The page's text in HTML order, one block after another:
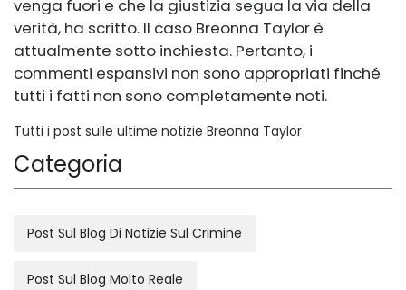
venga fuori e che la giustizia segua la via della
verità, ha scritto. Il caso Breonna Taylor è
attualmente sotto inchiesta. Pertanto, i
commenti espansivi non sono appropriati finché
tutti i fatti non sono completamente noti.
Tutti i post sulle ultime notizie Breonna Taylor
Categoria
Post Sul Blog Di Notizie Sul Crimine
Post Sul Blog Molto Reale